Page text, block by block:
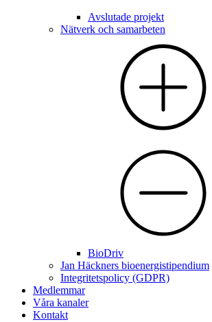
Avslutade projekt
Nätverk och samarbeten
BioDriv
Jan Häckners bioenergistipendium
Integritetspolicy (GDPR)
Medlemmar
Våra kanaler
Kontakt